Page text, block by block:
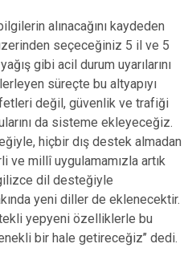
alınacağını kaydeden
seçeceğiniz 5 il ve 5
gibi acil durum uyarılarını
süreçte bu altyapıyı
değil, güvenlik ve trafiği
da sisteme ekleyeceğiz.
hiçbir dış destek almadan
millî uygulamamızla artık
dil desteğiyle
yeni diller de eklenecektir.
yepyeni özelliklerle bu
bir hale getireceğiz’’ dedi.